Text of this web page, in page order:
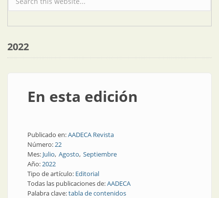
Formulario de búsqueda
2022
En esta edición
Publicado en:AADECA Revista
Número:22
Mes: Julio Agosto Septiembre
Año:2022
Tipo de artículo: Editorial
Todas las publicaciones de:AADECA
Palabra clave:tabla de contenidos